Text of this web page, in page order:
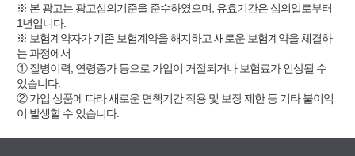
※ 본 광고는 광고심의기준을 준수하였으며, 유효기간은 심의일로부터
1년입니다.
※ 보험계약자가 기존 보험계약을 해지하고 새로운 보험계약을 체결하
는 과정에서
① 질병이력, 연령증가 등으로 가입이 거절되거나 보험료가 인상될 수
있습니다.
② 가입 상품에 따라 새로운 면책기간 적용 및 보장 제한 등 기타 불이익
이 발생할 수 있습니다.